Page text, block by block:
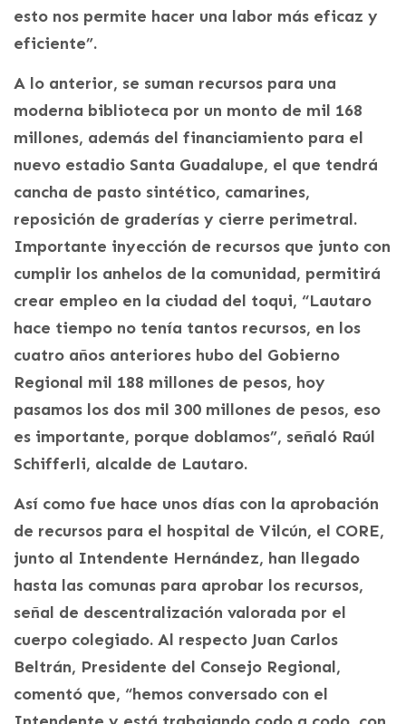
esto nos permite hacer una labor más eficaz y
eficiente”.
A lo anterior, se suman recursos para una
moderna biblioteca por un monto de mil 168
millones, además del financiamiento para el
nuevo estadio Santa Guadalupe, el que tendrá
cancha de pasto sintético, camarines,
reposición de graderías y cierre perimetral.
Importante inyección de recursos que junto con
cumplir los anhelos de la comunidad, permitirá
crear empleo en la ciudad del toqui, “Lautaro
hace tiempo no tenía tantos recursos, en los
cuatro años anteriores hubo del Gobierno
Regional mil 188 millones de pesos, hoy
pasamos los dos mil 300 millones de pesos, eso
es importante, porque doblamos”, señaló Raúl
Schifferli, alcalde de Lautaro.
Así como fue hace unos días con la aprobación
de recursos para el hospital de Vilcún, el CORE,
junto al Intendente Hernández, han llegado
hasta las comunas para aprobar los recursos,
señal de descentralización valorada por el
cuerpo colegiado. Al respecto Juan Carlos
Beltrán, Presidente del Consejo Regional,
comentó que, “hemos conversado con el